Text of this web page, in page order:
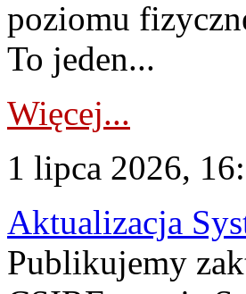
poziomu
To jeden...
Więcej...
1 lipca 2026,
Aktualizacja
Publikujemy